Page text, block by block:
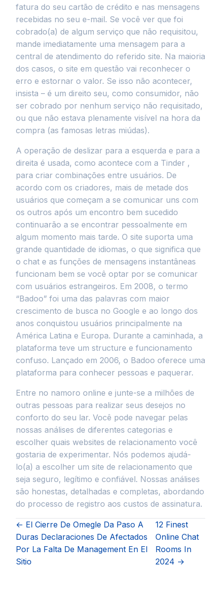
fatura do seu cartão de crédito e nas mensagens
recebidas no seu e-mail. Se você ver que foi
cobrado(a) de algum serviço que não requisitou,
mande imediatamente uma mensagem para a
central de atendimento do referido site. Na maioria
dos casos, o site em questão vai reconhecer o
erro e estornar o valor. Se isso não acontecer,
insista – é um direito seu, como consumidor, não
ser cobrado por nenhum serviço não requisitado,
ou que não estava plenamente visível na hora da
compra (as famosas letras miúdas).
A operação de deslizar para a esquerda e para a
direita é usada, como acontece com a Tinder ,
para criar combinações entre usuários. De
acordo com os criadores, mais de metade dos
usuários que começam a se comunicar uns com
os outros após um encontro bem sucedido
continuarão a se encontrar pessoalmente em
algum momento mais tarde. O site suporta uma
grande quantidade de idiomas, o que significa que
o chat e as funções de mensagens instantâneas
funcionam bem se você optar por se comunicar
com usuários estrangeiros. Em 2008, o termo
“Badoo” foi uma das palavras com maior
crescimento de busca no Google e ao longo dos
anos conquistou usuários principalmente na
América Latina e Europa. Durante a caminhada, a
plataforma teve um structure e funcionamento
confuso. Lançado em 2006, o Badoo oferece uma
plataforma para conhecer pessoas e paquerar.
Entre no namoro online e junte-se a milhões de
outras pessoas para realizar seus desejos no
conforto do seu lar. Você pode navegar pelas
nossas análises de diferentes categorias e
escolher quais websites de relacionamento você
gostaria de experimentar. Nós podemos ajudá-
lo(a) a escolher um site de relacionamento que
seja seguro, legítimo e confiável. Nossas análises
são honestas, detalhadas e completas, abordando
do processo de registro aos custos de assinatura.
← El Cierre De Omegle Da Paso A
Duras Declaraciones De Afectados
Por La Falta De Management En El
Sitio
12 Finest
Online Chat
Rooms In
2024 →